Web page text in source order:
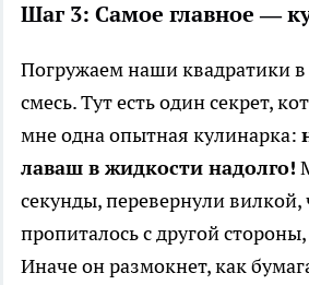
Шаг 3: Самое главное —
Погружаем наши квадратики
смесь. Тут есть один секрет,
мне одна опытная кулинарка:
лаваш в жидкости надолго!
секунды, перевернули вилкой,
пропиталось с другой
Иначе он размокнет, как